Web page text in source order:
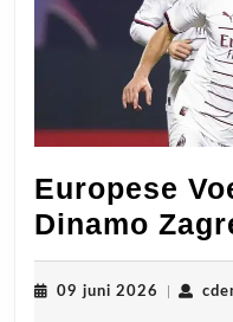
Europese
Dinamo
09 juni 2026